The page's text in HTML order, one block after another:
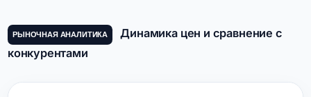
РЫНОЧНАЯ АНАЛИТИКА
Динамика цен и сравнение с
конкурентами